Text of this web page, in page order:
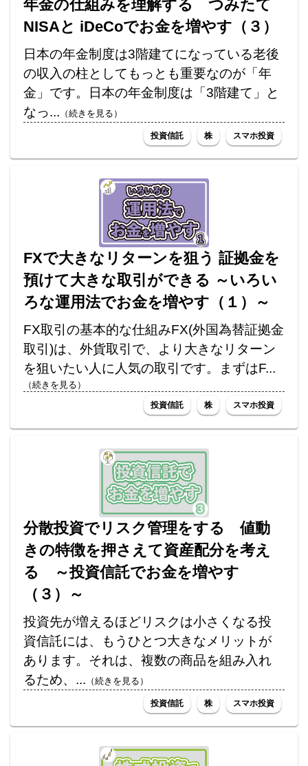
年金の仕組みを理解する つみたて
NISAと iDeCoでお金を増やす（３）
日本の年金制度は3階建てになっている老後
の収入の柱としてもっとも重要なのが「年
金」です。日本の年金制度は「3階建て」と
なっ... （続きを見る）
投資信託 株 スマホ投資
FXで大きなリターンを狙う 証拠金を
預けて大きな取引ができる ～いろい
ろな運用法でお金を増やす（１）～
FX取引の基本的な仕組みFX(外国為替証拠金
取引)は、外貨取引で、より大きなリターン
を狙いたい人に人気の取引です。まずはF...
（続きを見る）
投資信託 株 スマホ投資
分散投資でリスク管理をする 値動
きの特徴を押さえて資産配分を考え
る ～投資信託でお金を増やす
（３）～
投資先が増えるほどリスクは小さくなる投
資信託には、もうひとつ大きなメリットが
あります。それは、複数の商品を組み入れ
るため、... （続きを見る）
投資信託 株 スマホ投資